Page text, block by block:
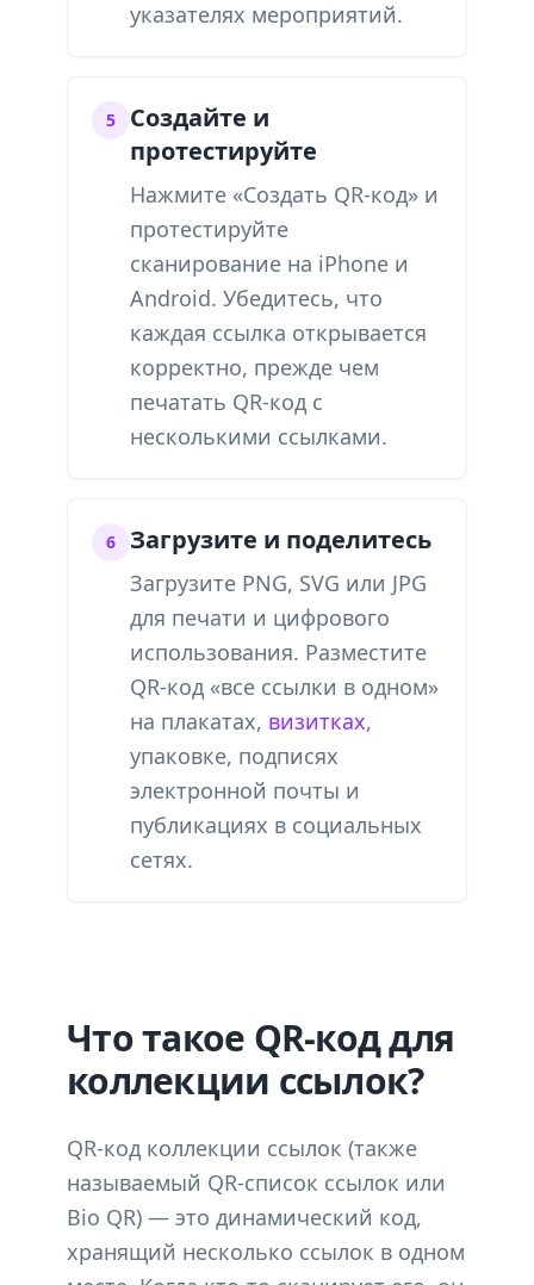
указателях мероприятий.
5
Создайте и
протестируйте
Нажмите «Создать QR-код» и
протестируйте
сканирование на iPhone и
Android. Убедитесь, что
каждая ссылка открывается
корректно, прежде чем
печатать QR-код с
несколькими ссылками.
6 Загрузите и поделитесь
Загрузите PNG, SVG или JPG
для печати и цифрового
использования. Разместите
QR-код «все ссылки в одном»
на плакатах, визитках,
упаковке, подписях
электронной почты и
публикациях в социальных
сетях.
Что такое QR-код для
коллекции ссылок?
QR-код коллекции ссылок (также
называемый QR-список ссылок или
Bio QR) — это динамический код,
хранящий несколько ссылок в одном